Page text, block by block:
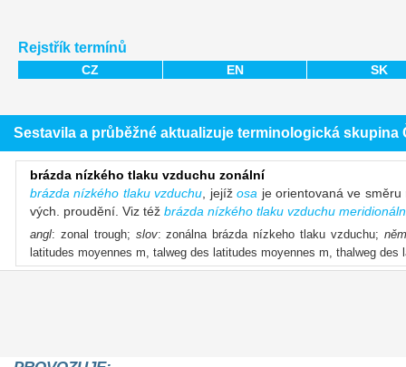
Rejstřík termínů
CZ EN SK
Sestavila a průběžné aktualizuje terminologická
brázda nízkého tlaku vzduchu zonální
brázda nízkého tlaku vzduchu , jejížosa je orientovaná ve
vých. proudění. Viz též brázda nízkého tlaku vzduchu
angl: zonal trough; slov: zonálna brázda nízkeho tlaku vzduchu; něm
latitudes moyennes m, talweg des latitudes moyennes m, thalweg